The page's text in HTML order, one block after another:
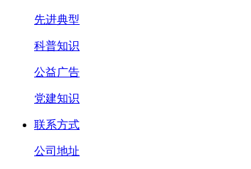
先进典型
科普知识
公益广告
党建知识
联系方式
公司地址